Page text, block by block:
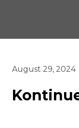
August 29, 2024